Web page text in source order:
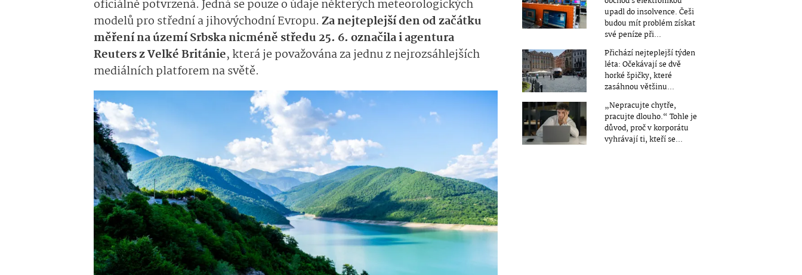
oficiálně potvrzená. Jedná se pouze o údaje některých meteorologických
modelů pro střední a jihovýchodní Evropu. Za nejteplejší den od začátku
měření na území Srbska nicméně středu 25. 6. označila i agentura
Reuters z Velké Británie, která je považována za jednu z nejrozsáhlejších
mediálních platforem na světě.
upadl do insolvence. Češi
budou mít problém získat
své peníze při...
Přichází nejteplejší týden
léta: Očekávají se dvě
horké špičky, které
zasáhnou většinu...
„Nepracujte chytře,
pracujte dlouho.“ Tohle je
důvod, proč v korporátu
vyhrávají ti, kteří se...